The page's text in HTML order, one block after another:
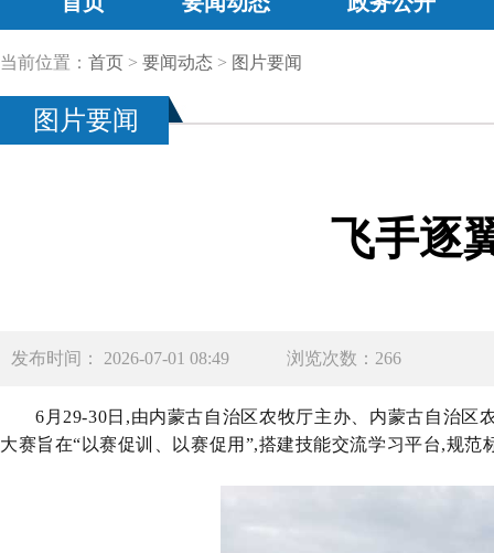
当前位置： 首页 > 要闻动态 > 图片要闻
图片要闻
飞手逐
发布时间： 2026-07-01 08:49 浏览次数：266
6月29-30日 ,由内蒙古自治区农牧厅主办、内蒙古自治区
大赛旨在“以赛促训、以赛促用”,搭建技能交流学习平台,规